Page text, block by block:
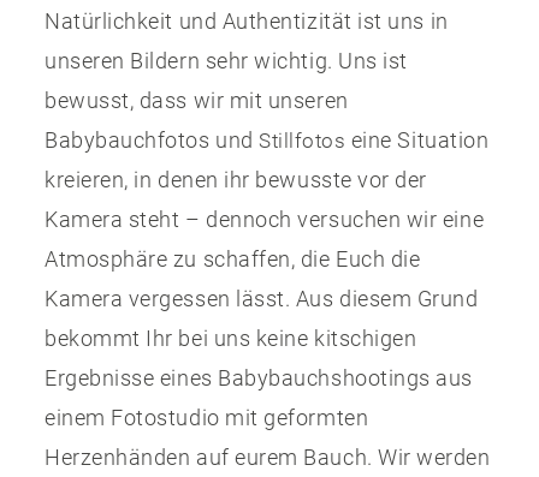
Natürlichkeit und Authentizität ist uns in
unseren Bildern sehr wichtig. Uns ist
bewusst, dass wir mit unseren
Babybauchfotos und Stillfotos eine Situation
kreieren, in denen ihr bewusste vor der
Kamera steht – dennoch versuchen wir eine
Atmosphäre zu schaffen, die Euch die
Kamera vergessen lässt. Aus diesem Grund
bekommt Ihr bei uns keine kitschigen
Ergebnisse eines Babybauchshootings aus
einem Fotostudio mit geformten
Herzenhänden auf eurem Bauch. Wir werden